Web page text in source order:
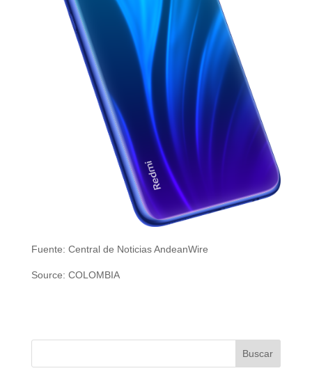
Fuente: Central de Noticias AndeanWire
Source: COLOMBIA